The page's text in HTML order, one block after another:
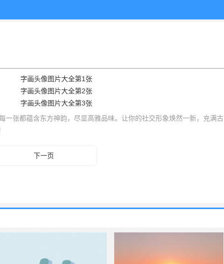
一张都蕴含东方神韵，尽显高雅品味。让你的社交形象焕然一新，充满古
下一页